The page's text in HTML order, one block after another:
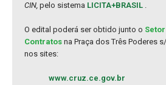
CIN, pelo sistema LICITA+BRASIL .
O edital poderá ser obtido junto o
Contratos na Praça dos Três Poderes
nos sites:
www.cruz.ce.gov.br